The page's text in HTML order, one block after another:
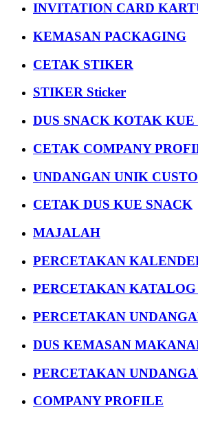
INVITATION CARD
KEMASAN PACKAGING
CETAK STIKER
STIKER Sticker
DUS SNACK KOTAK
CETAK COMPANY
UNDANGAN UNIK
CETAK DUS KUE SNACK
MAJALAH
PERCETAKAN
PERCETAKAN
PERCETAKAN
DUS KEMASAN
PERCETAKAN
COMPANY PROFILE